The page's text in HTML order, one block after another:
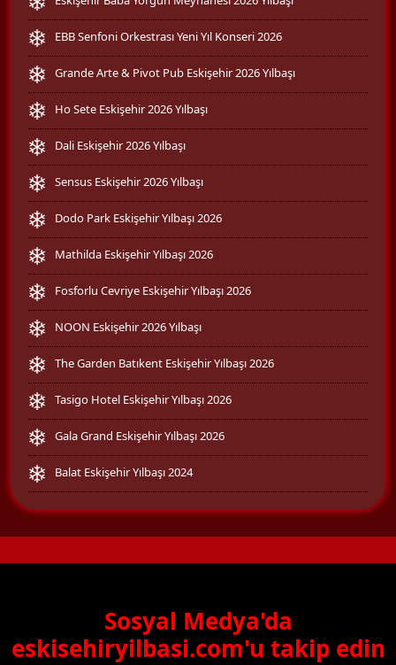
EBB Senfoni Orkestrası Yeni Yıl Konseri 2026
Grande Arte & Pivot Pub Eskişehir 2026 Yılbaşı
Ho Sete Eskişehir 2026 Yılbaşı
Dali Eskişehir 2026 Yılbaşı
Sensus Eskişehir 2026 Yılbaşı
Dodo Park Eskişehir Yılbaşı 2026
Mathilda Eskişehir Yılbaşı 2026
Fosforlu Cevriye Eskişehir Yılbaşı 2026
NOON Eskişehir 2026 Yılbaşı
The Garden Batıkent Eskişehir Yılbaşı 2026
Tasigo Hotel Eskişehir Yılbaşı 2026
Gala Grand Eskişehir Yılbaşı 2026
Balat Eskişehir Yılbaşı 2024
Sosyal Medya'da
eskisehiryilbasi.com'u takip edin